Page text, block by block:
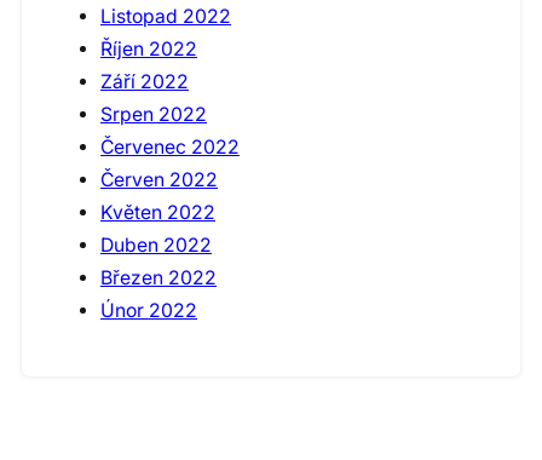
Listopad 2022
Říjen 2022
Září 2022
Srpen 2022
Červenec 2022
Červen 2022
Květen 2022
Duben 2022
Březen 2022
Únor 2022